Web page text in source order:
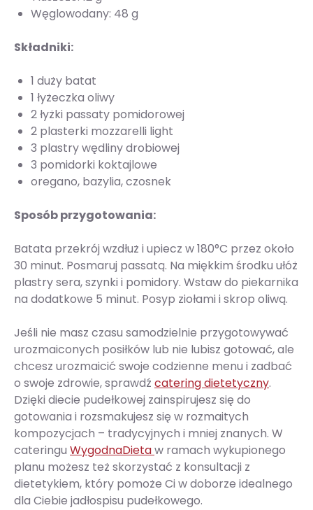
Węglowodany: 48 g
Składniki:
1 duży batat
1 łyżeczka oliwy
2 łyżki passaty pomidorowej
2 plasterki mozzarelli light
3 plastry wędliny drobiowej
3 pomidorki koktajlowe
oregano, bazylia, czosnek
Sposób przygotowania:
Batata przekrój wzdłuż i upiecz w 180°C przez około
30 minut. Posmaruj passatą. Na miękkim środku ułóż
plastry sera, szynki i pomidory. Wstaw do piekarnika
na dodatkowe 5 minut. Posyp ziołami i skrop oliwą.
Jeśli nie masz czasu samodzielnie przygotowywać
urozmaiconych posiłków lub nie lubisz gotować, ale
chcesz urozmaicić swoje codzienne menu i zadbać
o swoje zdrowie, sprawdź catering dietetyczny.
Dzięki diecie pudełkowej zainspirujesz się do
gotowania i rozsmakujesz się w rozmaitych
kompozycjach – tradycyjnych i mniej znanych. W
cateringu WygodnaDietaw ramach wykupionego
planu możesz też skorzystać z konsultacji z
dietetykiem, który pomoże Ci w doborze idealnego
dla Ciebie jadłospisu pudełkowego.